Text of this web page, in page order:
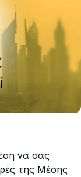
να σας
της Μέσης